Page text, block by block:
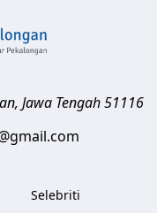
, Jawa Tengah51116
Selebriti